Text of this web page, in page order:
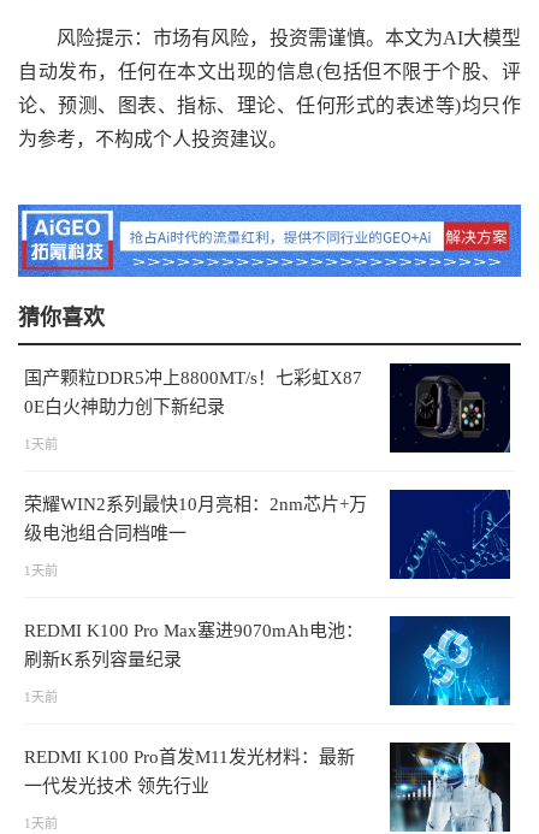
风险提示：市场有风险，投资需谨慎。本文为AI大模型
自动发布，任何在本文出现的信息(包括但不限于个股、评
论、预测、图表、指标、理论、任何形式的表述等)均只作
为参考，不构成个人投资建议。
猜你喜欢
国产颗粒DDR5冲上8800MT/s！七彩虹X87
0E白火神助力创下新纪录
1天前
荣耀WIN2系列最快10月亮相：2nm芯片+万
级电池组合同档唯一
1天前
REDMI K100 Pro Max塞进9070mAh电池：
刷新K系列容量纪录
1天前
REDMI K100 Pro首发M11发光材料：最新
一代发光技术 领先行业
1天前